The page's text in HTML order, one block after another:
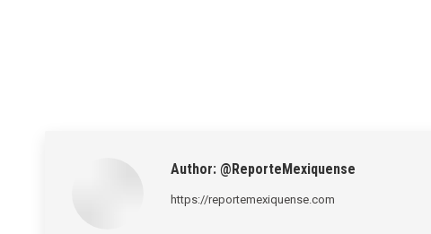
Author: @ReporteMexiquense
https://reportemexiquense.com